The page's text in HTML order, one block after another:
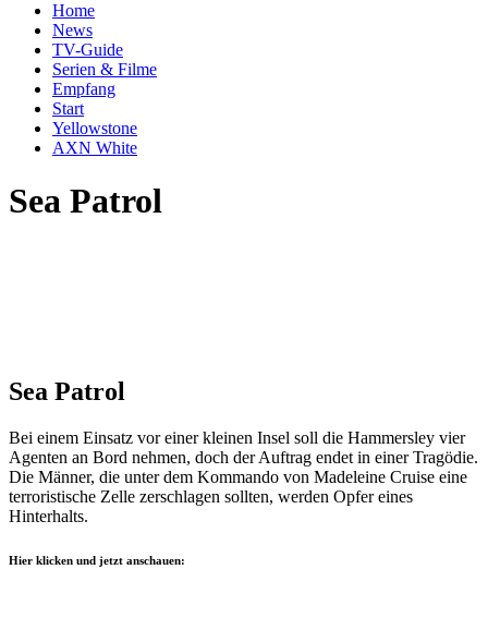
Home
News
TV-Guide
Serien & Filme
Empfang
Start
Yellowstone
AXN White
Sea Patrol
Sea Patrol
Bei einem Einsatz vor einer kleinen Insel soll die Hammersley vier
Agenten an Bord nehmen, doch der Auftrag endet in einer Tragödie.
Die Männer, die unter dem Kommando von Madeleine Cruise eine
terroristische Zelle zerschlagen sollten, werden Opfer eines
Hinterhalts.
Hier klicken und jetzt anschauen: